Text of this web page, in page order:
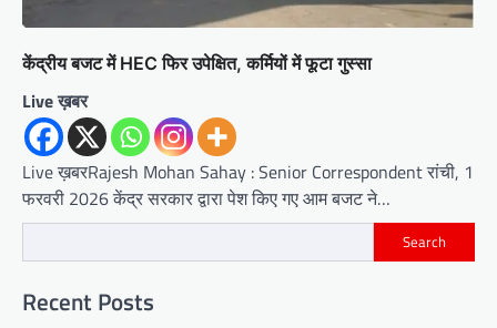
केंद्रीय बजट में HEC फिर उपेक्षित, कर्मियों में फूटा गुस्सा
Live ख़बर
Live ख़बरRajesh Mohan Sahay : Senior Correspondent रांची, 1
फरवरी 2026 केंद्र सरकार द्वारा पेश किए गए आम बजट ने…
Search
Recent Posts